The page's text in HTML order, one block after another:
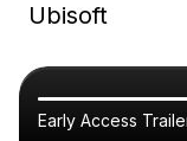
Ubisoft
Early Access